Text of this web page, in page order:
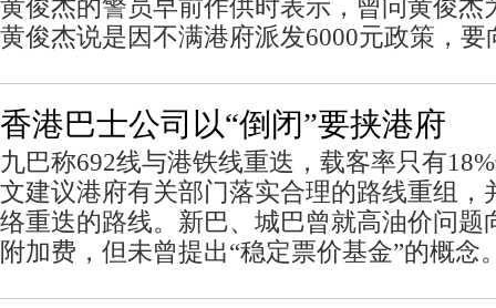
黄俊杰的警员早前作供时表示，曾问黄俊杰
黄俊杰说是因不满港府派发6000元政策，要
香港巴士公司以“倒闭”要挟港府
九巴称692线与港铁线重迭，载客率只有
文建议港府有关部门落实合理的路线重组，
络重迭的路线。新巴、城巴曾就高油价问题
附加费，但未曾提出“稳定票价基金”的概念